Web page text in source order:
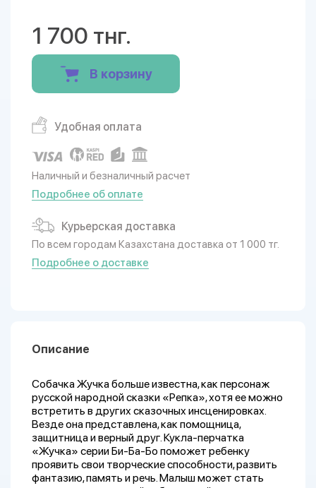
1 700 тнг.
В корзину
Удобная оплата
Наличный и безналичный расчет
Подробнее об оплате
Курьерская доставка
По всем городам Казахстана доставка от 1 000 тг.
Подробнее о доставке
Описание
Собачка Жучка больше известна, как персонаж
русской народной сказки «Репка», хотя ее можно
встретить в других сказочных инсценировках.
Везде она представлена, как помощница,
защитница и верный друг. Кукла-перчатка
«Жучка» серии Би-Ба-Бо поможет ребенку
проявить свои творческие способности, развить
фантазию, память и речь. Малыш может стать